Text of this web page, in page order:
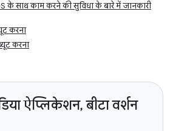
के साथ काम करने की सुविधा के बारे में जानकारी
करना
करना
ऐप्लिकेशन, बीटा वर्शन